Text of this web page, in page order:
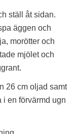
ställ åt sidan.
äggen och
morötter och
mjölet och
26 cm oljad samt
i en förvärmd ugn